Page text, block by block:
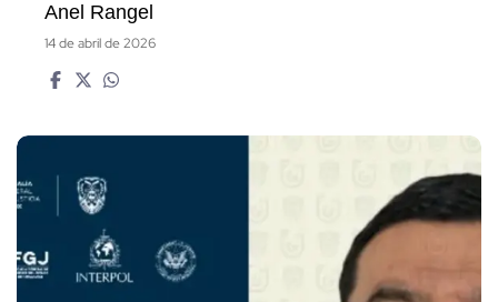
Anel Rangel
14 de abril de 2026